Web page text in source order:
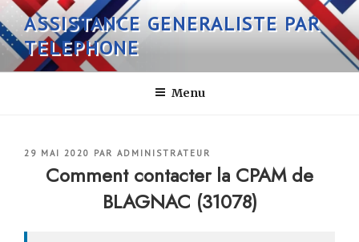
Aller
au
contenu
principal
ASSISTANCE GENERALISTE PAR
TELEPHONE
Menu
PUBLIÉ
29 MAI 2020 PAR ADMINISTRATEUR
Comment contacter la CPAM de
BLAGNAC (31078)